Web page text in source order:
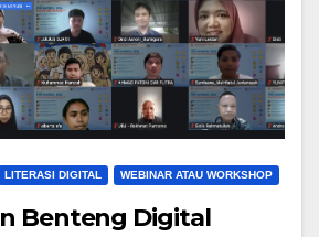
LITERASI DIGITAL WEBINAR ATAU WORKSHOP
Benteng Digital